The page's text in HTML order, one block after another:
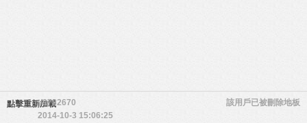
點擊重新加載 地板
y9782670
該用戶已被刪除
2014-10-3 15:06:25